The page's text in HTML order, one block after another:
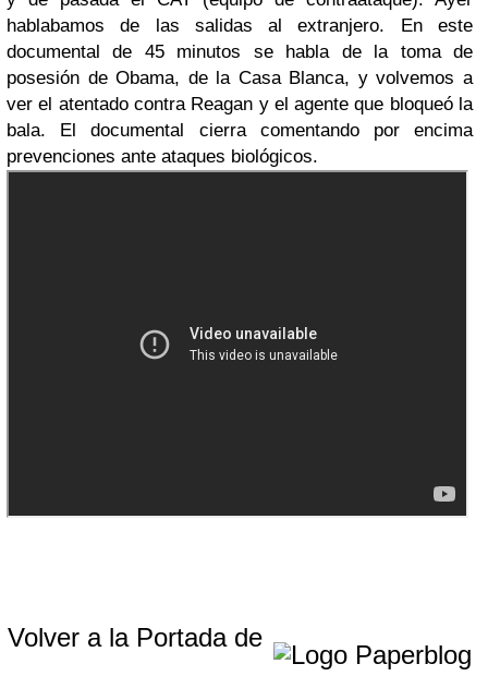
hablabamos de las salidas al extranjero. En este
documental de 45 minutos se habla de la toma de
posesión de Obama, de la Casa Blanca, y volvemos a
ver el atentado contra Reagan y el agente que bloqueó la
bala. El documental cierra comentando por encima
prevenciones ante ataques biológicos.
Volver a la Portada de